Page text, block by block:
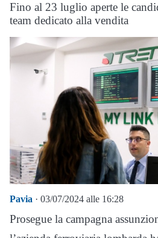
Fino al 23 luglio aperte le
team dedicato alla vendita
Pavia · 03/07/2024 alle 16:28
Prosegue la campagna